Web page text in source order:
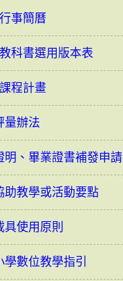
事簡曆
科書選用版本表
程計畫
量辦法
明、畢業證書補發申請
助教學或活動要點
使用原則
數位教學指引